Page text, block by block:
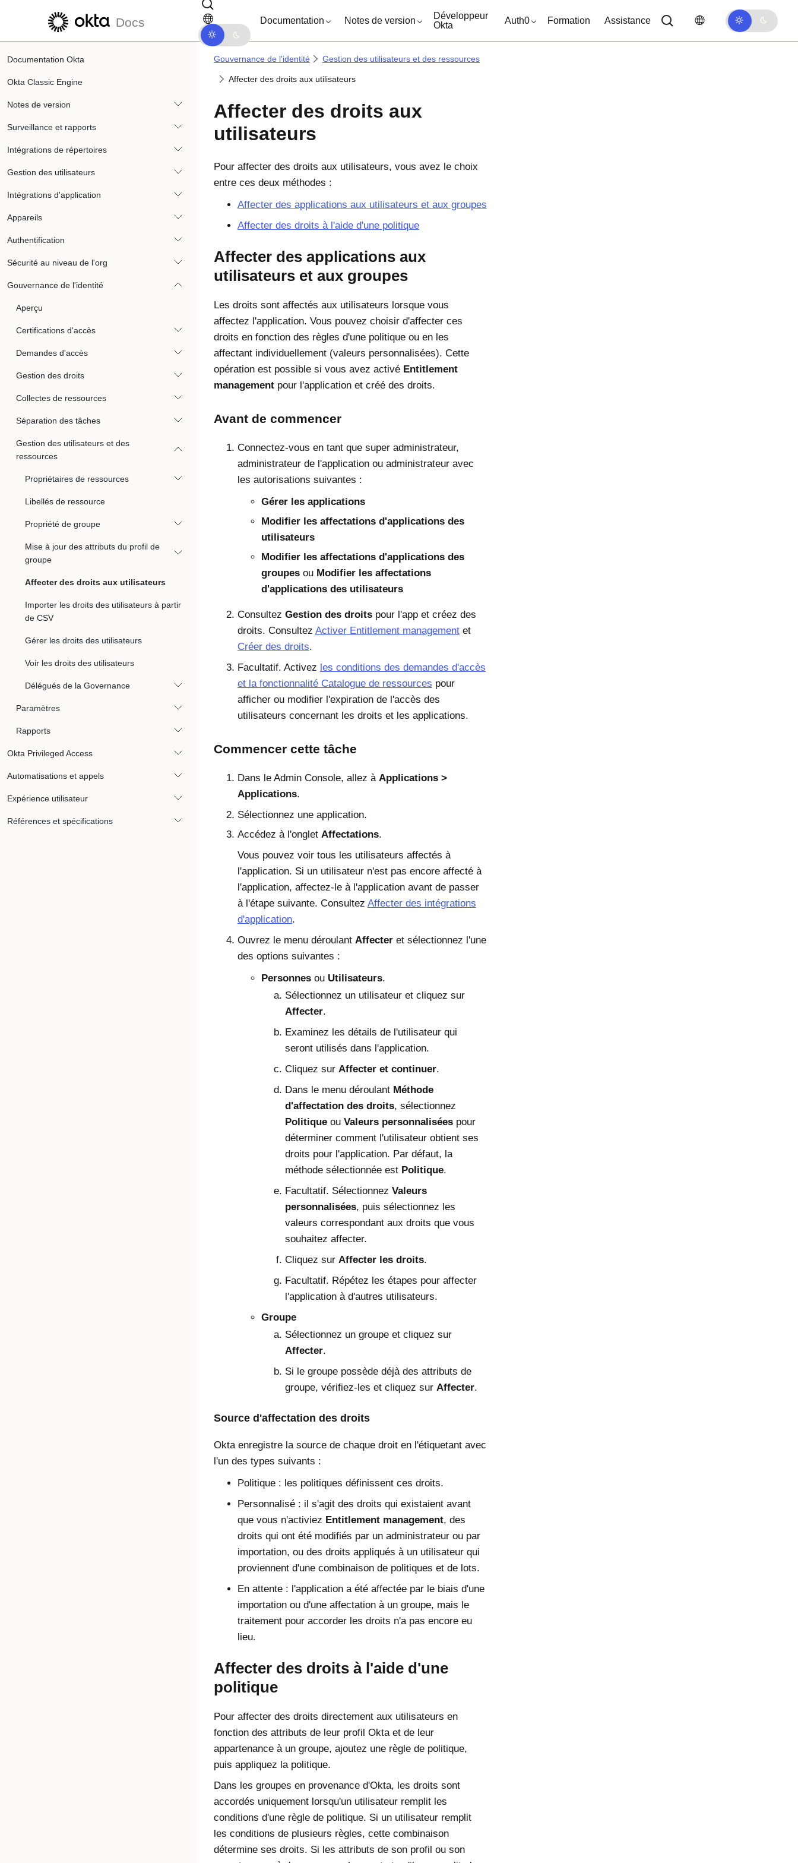
Passer au contenu principal Passer à la navigation dans les documents
Docs Documentation Notes de version
Développeur
Okta
Auth0 Formation Assistance
Documentation Okta
Okta Classic Engine
Notes de version
Surveillance et rapports
Intégrations de répertoires
Gestion des utilisateurs
Intégrations d'application
Appareils
Authentification
Sécurité au niveau de l'org
Gouvernance de l'identité
Aperçu
Certifications d'accès
Demandes d'accès
Gestion des droits
Collectes de ressources
Séparation des tâches
Gestion des utilisateurs et des
ressources
Propriétaires de ressources
Libellés de ressource
Propriété de groupe
Mise à jour des attributs du profil de
groupe
Affecter des droits aux utilisateurs
Importer les droits des utilisateurs à partir
de CSV
Gérer les droits des utilisateurs
Voir les droits des utilisateurs
Délégués de la Governance
Paramètres
Rapports
Okta Privileged Access
Automatisations et appels
Expérience utilisateur
Références et spécifications
Gouvernance de l'identité Gestion des utilisateurs et des ressources
Affecter des droits aux utilisateurs
Affecter des droits aux
utilisateurs
Pour affecter des droits aux utilisateurs, vous avez le choix
entre ces deux méthodes :
Affecter des applications aux utilisateurs et aux groupes
Affecter des droits à l'aide d'une politique
Affecter des applications aux
utilisateurs et aux groupes
Les droits sont affectés aux utilisateurs lorsque vous
affectez l'application. Vous pouvez choisir d'affecter ces
droits en fonction des règles d'une politique ou en les
affectant individuellement (valeurs personnalisées). Cette
opération est possible si vous avez activé Entitlement
managementpour l'application et créé des droits.
Avant de commencer
Connectez-vous en tant que super administrateur,
administrateur de l'application ou administrateur avec
les autorisations suivantes :
Gérer les applications
Modifier les affectations d'applications des
utilisateurs
Modifier les affectations d'applications des
groupesou Modifier les affectations
d'applications des utilisateurs
Consultez Gestion des droitspour l'app et créez des
droits. Consultez Activer Entitlement managementet
Créer des droits.
Facultatif. Activez les conditions des demandes d'accès
et la fonctionnalité Catalogue de ressources pour
afficher ou modifier l'expiration de l'accès des
utilisateurs concernant les droits et les applications.
Commencer cette tâche
Dans le Admin Console, allez à Applications
Applications.
Sélectionnez une application.
Accédez à l'onglet Affectations.
Vous pouvez voir tous les utilisateurs affectés à
l'application. Si un utilisateur n'est pas encore affecté à
l'application, affectez-le à l'application avant de passer
à l'étape suivante. Consultez Affecter des intégrations
d'application.
Ouvrez le menu déroulant Affecteret sélectionnez l'une
des options suivantes :
Personnesou Utilisateurs.
Sélectionnez un utilisateur et cliquez sur
Affecter.
Examinez les détails de l'utilisateur qui
seront utilisés dans l'application.
Cliquez sur Affecter et continuer.
Dans le menu déroulant Méthode
d'affectation des droits, sélectionnez
Politiqueou Valeurs personnaliséespour
déterminer comment l'utilisateur obtient ses
droits pour l'application. Par défaut, la
méthode sélectionnée est Politique.
Facultatif. Sélectionnez Valeurs
personnalisées, puis sélectionnez les
valeurs correspondant aux droits que vous
souhaitez affecter.
Cliquez sur Affecter les droits.
Facultatif. Répétez les étapes pour affecter
l'application à d'autres utilisateurs.
Groupe
Sélectionnez un groupe et cliquez sur
Affecter.
Si le groupe possède déjà des attributs de
groupe, vérifiez-les et cliquez sur Affecter.
Source d'affectation des droits
Oktaenregistre la source de chaque droit en l'étiquetant avec
l'un des types suivants :
Politique : les politiques définissent ces droits.
Personnalisé : il s'agit des droits qui existaient avant
que vous n'activiez Entitlement management, des
droits qui ont été modifiés par un administrateur ou par
importation, ou des droits appliqués à un utilisateur qui
proviennent d'une combinaison de politiques et de lots.
En attente : l'application a été affectée par le biais d'une
importation ou d'une affectation à un groupe, mais le
traitement pour accorder les droits n'a pas encore eu
lieu.
Affecter des droits à l'aide d'une
politique
Pour affecter des droits directement aux utilisateurs en
fonction des attributs de leur profil Okta et de leur
appartenance à un groupe, ajoutez une règle de politique,
puis appliquez la politique.
Dans les groupes en provenance d'Okta, les droits sont
accordés uniquement lorsqu'un utilisateur remplit les
conditions d'une règle de politique. Si un utilisateur remplit
les conditions de plusieurs règles, cette combinaison
détermine ses droits. Si les attributs de son profil ou son